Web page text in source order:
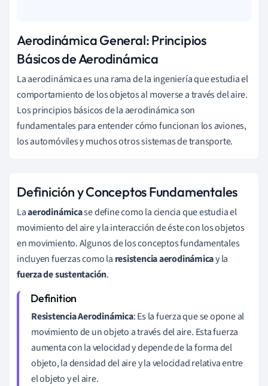
Aerodinámica General: Principios
Básicos de Aerodinámica
La aerodinámica es una rama de la ingeniería que estudia el
comportamiento de los objetos al moverse a través del aire.
Los principios básicos de la aerodinámica son
fundamentales para entender cómo funcionan los aviones,
los automóviles y muchos otros sistemas de transporte.
Definición y Conceptos Fundamentales
Laaerodinámicase define como la ciencia que estudia el
movimiento del aire y la interacción de éste con los objetos
en movimiento. Algunos de los conceptos fundamentales
incluyen fuerzas como la resistencia aerodinámicay la
fuerza de sustentación.
Resistencia Aerodinámica: Es la fuerza que se opone al
movimiento de un objeto a través del aire. Esta fuerza
aumenta con la velocidad y depende de la forma del
objeto, la densidad del aire y la velocidad relativa entre
el objeto y el aire.